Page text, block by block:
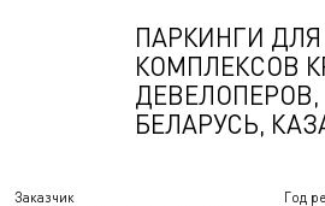
Заказчик Год
ПАРКИНГИ
КОМПЛЕКСОВ
БЕЛАРУСЬ,